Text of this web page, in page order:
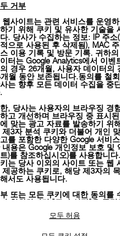
22/18, BA, PAM Click
거부
웹사이트는 관련 서비스를 운영
기 위해 쿠키 및 유사한 기술을
. 당사가 수집하는 정보: IP 주소
으로 사용된 후 삭제됨), MAC
이용 기록 및 방문 기록. 귀하
터는 Google Analytics에서 이벤
경우 26개월, 사용자 데이터의
월 동안 보존됩니다.동의를 철
는 향후 모든 데이터 수집을 중
, 당사는 사용자의 브라우징 경
고 개선하며 브라우징 중 표시
맞는 광고 자료를 발송하기 위
제3자 분석 쿠키와 더불어 개인
를 포함한 다양한 Google 서비
내용은 Google 개인정보 보호 및
)를 참조하십시오)를 사용합니
는 당사 이외의 사이트 또는 웹
제공하는 쿠키로, 해당 제3자의
서도 사용됩니다.
또는 모든 쿠키에 대한 동의를
나 철회하려면 "쿠키 설정"을 클릭
집하는 정보" 섹션을 참조하여 자
모두 허용